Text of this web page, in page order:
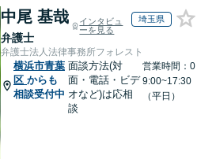
中尾 基哉
弁護士
インタビュ
ーを見る
埼玉県
弁護士法人法律事務所フォレスト
横浜市青葉
区 からも
相談受付中
面談方法(対
面・電話・ビデ
オなど)は応相
談
営業時間：0
9:00~17:30
（平日）